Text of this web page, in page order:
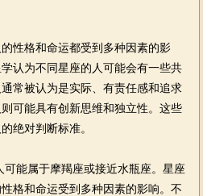
性格和命运都受到多种因素的影
认为不同星座的人可能会有一些共
常被认为是实际、有责任感和追求
可能具有创新思维和独立性。这些
绝对判断标准。
能属于摩羯座或接近水瓶座。星座
格和命运受到多种因素的影响。不